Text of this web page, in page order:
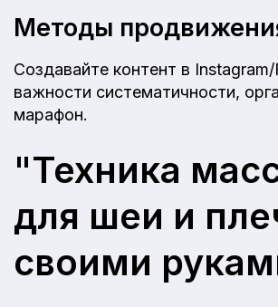
Методы
Создавайте контент в
важности систематичности,
марафон.
"Техника
для шеи и
своими